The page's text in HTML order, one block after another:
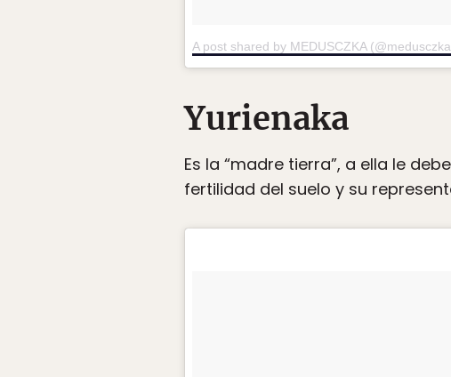
A post shared by MEDUSCZKA
Yurienaka
Es la “madre tierra”, a ella le
fertilidad del suelo y su